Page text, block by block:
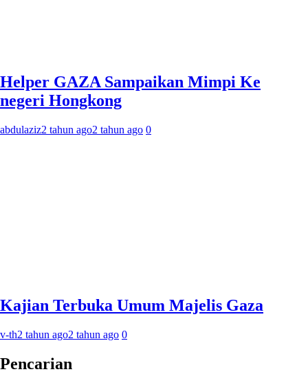
Helper GAZA Sampaikan Mimpi Ke
negeri Hongkong
abdulaziz2 tahun ago2 tahun ago 0
Kajian Terbuka Umum Majelis Gaza
v-th2 tahun ago2 tahun ago 0
Pencarian